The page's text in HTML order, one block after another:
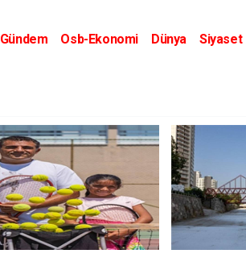
Gündem Osb-Ekonomi Dünya Siyaset